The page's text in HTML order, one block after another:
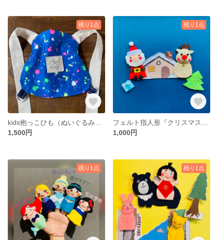
残り1点
1,500円
残り1点
1,000円
残り1点 残り1点